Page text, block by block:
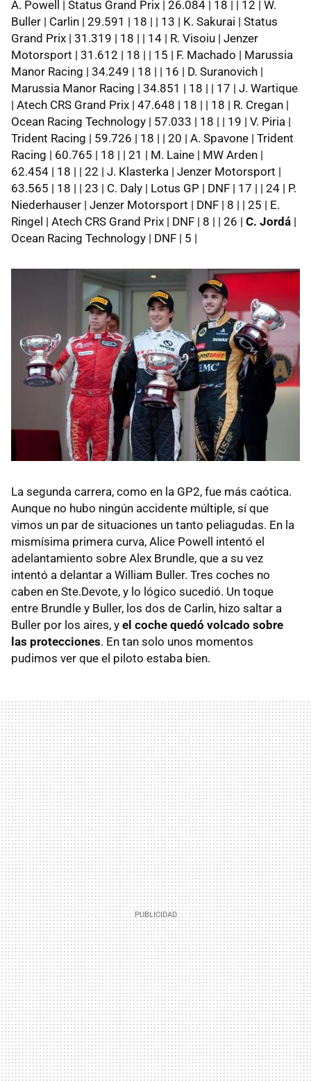
A. Powell | Status Grand Prix | 26.084 | 18 | | 12 | W.
Buller | Carlin | 29.591 | 18 | | 13 | K. Sakurai | Status
Grand Prix | 31.319 | 18 | | 14 | R. Visoiu | Jenzer
Motorsport | 31.612 | 18 | | 15 | F. Machado | Marussia
Manor Racing | 34.249 | 18 | | 16 | D. Suranovich |
Marussia Manor Racing | 34.851 | 18 | | 17 | J. Wartique
| Atech CRS Grand Prix | 47.648 | 18 | | 18 | R. Cregan |
Ocean Racing Technology | 57.033 | 18 | | 19 | V. Piria |
Trident Racing | 59.726 | 18 | | 20 | A. Spavone | Trident
Racing | 60.765 | 18 | | 21 | M. Laine | MW Arden |
62.454 | 18 | | 22 | J. Klasterka | Jenzer Motorsport |
63.565 | 18 | | 23 | C. Daly | Lotus GP | DNF | 17 | | 24 | P.
Niederhauser | Jenzer Motorsport | DNF | 8 | | 25 | E.
Ringel | Atech CRS Grand Prix | DNF | 8 | | 26 | C. Jordá |
Ocean Racing Technology | DNF | 5 |
La segunda carrera, como en la GP2, fue más caótica.
Aunque no hubo ningún accidente múltiple, sí que
vimos un par de situaciones un tanto peliagudas. En la
mismísima primera curva, Alice Powell intentó el
adelantamiento sobre Alex Brundle, que a su vez
intentó a delantar a William Buller. Tres coches no
caben en Ste.Devote, y lo lógico sucedió. Un toque
entre Brundle y Buller, los dos de Carlin, hizo saltar a
Buller por los aires, y el coche quedó volcado sobre
las protecciones. En tan solo unos momentos
pudimos ver que el piloto estaba bien.